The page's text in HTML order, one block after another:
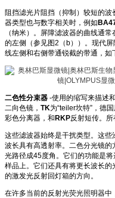
阻挡滤光片阻挡（抑制）较短的
器类型也与数字相关时，例如
（纳米）。屏障滤波器的曲线通
的左侧（参见图2（b））。现代
线左侧和右侧带通锐截的带通，如
二色性分束器 -使用的缩写来描述
二向色镜， TK为“teiler坎特”，德
彩色分离器，和RKP反射短传。所
这些滤波器始终是干扰类型。这
波长具有高透射率。二色分光镜
光路径成45度角。它们的功能是
样品上。它们还具有将更长波长
的激发光反射回灯箱的方向。
在许多当前的反射光荧光照明器